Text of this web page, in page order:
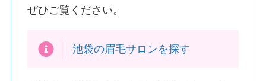
ぜひご覧ください。
池袋の眉毛サロンを探す